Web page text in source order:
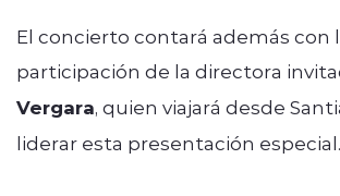
El concierto contará además con
participación de la directora
Vergara, quien viajará desde
liderar esta presentación especial.